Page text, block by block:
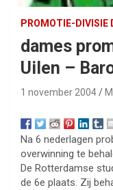
PROMOTIE-DIVISIE
dames
Uilen –
1 november 2004
Na 6 nederlagen
overwinning te
De Rotterdamse
de 6e plaats. Zij